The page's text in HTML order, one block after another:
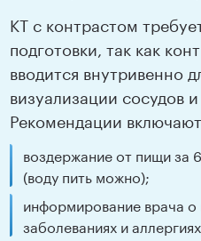
КТ с контрастом
подготовки, так как
вводится внутривенно
визуализации сосудов
Рекомендации
воздержание от пищи за
(воду пить можно);
информирование врача о
заболеваниях и